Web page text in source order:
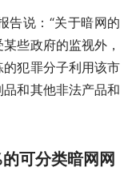
告说：“关于暗网的
些政府的监视外，
犯罪分子利用该市
和其他非法产品和
可分类暗网网